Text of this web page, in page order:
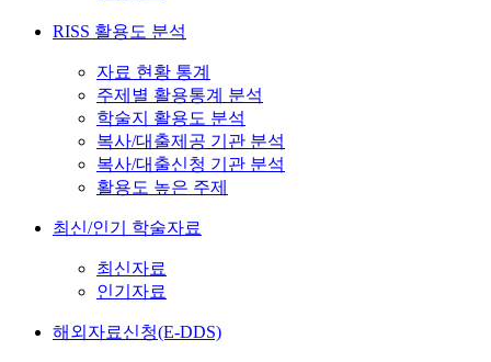
RISS 활용도 분석
자료 현황 통계
주제별 활용통계 분석
학술지 활용도 분석
복사/대출제공 기관 분석
복사/대출신청 기관 분석
활용도 높은 주제
최신/인기 학술자료
최신자료
인기자료
해외자료신청(E-DDS)